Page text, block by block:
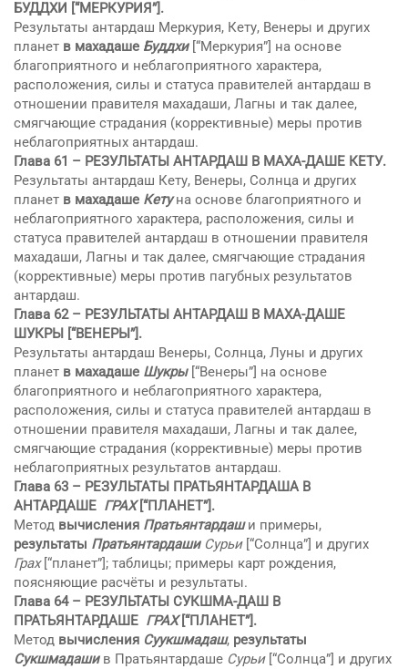
БУДДХИ
[“МЕРКУРИЯ”].
Результаты антардаш Меркурия, Кету, Венеры и других
планет в махадаше Буддхи[“Меркурия”] на основе
благоприятного и неблагоприятного характера,
расположения, силы и статуса правителей антардаш в
отношении правителя махадаши, Лагны и так далее,
смягчающие страдания (коррективные) меры против
неблагоприятных антардаш.
Глава 61 – РЕЗУЛЬТАТЫ АНТАРДАШ В МАХА-ДАШЕ КЕТУ.
Результаты антардаш Кету, Венеры, Солнца и других
планет в махадаше Кетуна основе благоприятного и
неблагоприятного характера, расположения, силы и
статуса правителей антардаш в отношении правителя
махадаши, Лагны и так далее, смягчающие страдания
(коррективные) меры против пагубных результатов
антардаш.
Глава 62 – РЕЗУЛЬТАТЫ АНТАРДАШ В МАХА-ДАШЕ
ШУКРЫ
[“ВЕНЕРЫ”].
Результаты антардаш Венеры, Солнца, Луны и других
планет в махадаше Шукры[“Венеры”] на основе
благоприятного и неблагоприятного характера,
расположения, силы и статуса правителей антардаш в
отношении правителя махадаши, Лагны и так далее,
смягчающие страдания (коррективные) меры против
неблагоприятных результатов антардаш.
Глава 63 – РЕЗУЛЬТАТЫ ПРАТЬЯНТАРДАШA В
АНТАРДАШЕ ГРАХ[“ПЛАНЕТ”].
Метод вычисления Пратьянтардаши примеры,
результаты Пратьянтардаши Сурьи[“Солнца”] и других
Грах[“планет”]; таблицы; примеры карт рождения,
поясняющие расчёты и результаты.
Глава 64 – РЕЗУЛЬТАТЫ СУКШМА-ДАШ В
ПРАТЬЯНТАРДАШЕ ГРАХ[“ПЛАНЕТ”].
Метод вычисления Суукшмадаш, результаты
Сукшмадашив Пратьянтардаше Сурьи[“Солнца”] и других